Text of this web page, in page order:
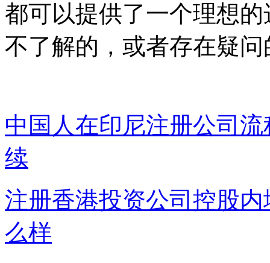
都可以提供了一个理想
不了解的，或者存在疑
中国人在印尼注册公司
续
注册香港投资公司控股
么样